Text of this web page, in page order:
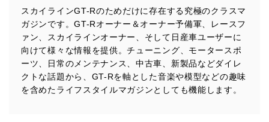
当社は、個人情報の正確性及び安全性を確保するため
に、下記セキュリティ対策をはじめとする安全対策を実
施し、個人情報の漏えい、滅失またはき損の防止及び是
正に努めます。
アクセス制御
個人データを取り扱うことのできる機器及び当該
機器を取り扱う従業者を明確化し、 個人データへ
の不要なアクセスを防止しています。
スカイラインGT-Rのためだけに存在する究極のクラスマ
ガジンです。GT-Rオーナー＆オーナー予備軍、レースフ
ァン、スカイラインオーナー、そして日産車ユーザーに
向けて様々な情報を提供。チューニング、モータースポ
ーツ、日常のメンテナンス、中古車、新製品などダイレ
クトな話題から、GT-Rを軸とした音楽や模型などの趣味
を含めたライフスタイルマガジンとしても機能します。